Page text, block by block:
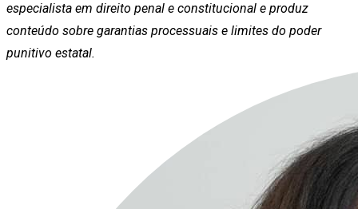
especialista em direito penal e constitucional e produz
conteúdo sobre garantias processuais e limites do poder
punitivo estatal.